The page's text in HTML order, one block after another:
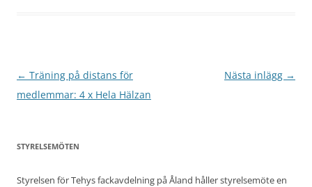
Inläggsnavigering
← Träning på distans för
medlemmar: 4 x Hela Hälzan
Nästa inlägg →
STYRELSEMÖTEN
Styrelsen för Tehys fackavdelning på Åland håller styrelsemöte en